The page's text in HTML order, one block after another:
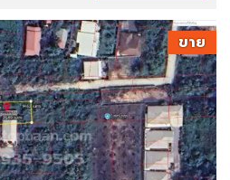
ขาย